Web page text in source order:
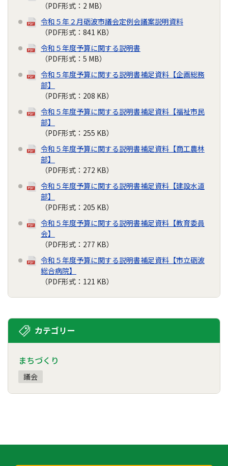
（PDF形式：2 MB）
令和５年２月砺波市議会定例会議案説明資料
（PDF形式：841 KB）
令和５年度予算に関する説明書
（PDF形式：5 MB）
令和５年度予算に関する説明書補足資料【企画総務
部】
（PDF形式：208 KB）
令和５年度予算に関する説明書補足資料【福祉市民
部】
（PDF形式：255 KB）
令和５年度予算に関する説明書補足資料【商工農林
部】
（PDF形式：272 KB）
令和５年度予算に関する説明書補足資料【建設水道
部】
（PDF形式：205 KB）
令和５年度予算に関する説明書補足資料【教育委員
会】
（PDF形式：277 KB）
令和５年度予算に関する説明書補足資料【市立砺波
総合病院】
（PDF形式：121 KB）
カテゴリー
まちづくり
議会